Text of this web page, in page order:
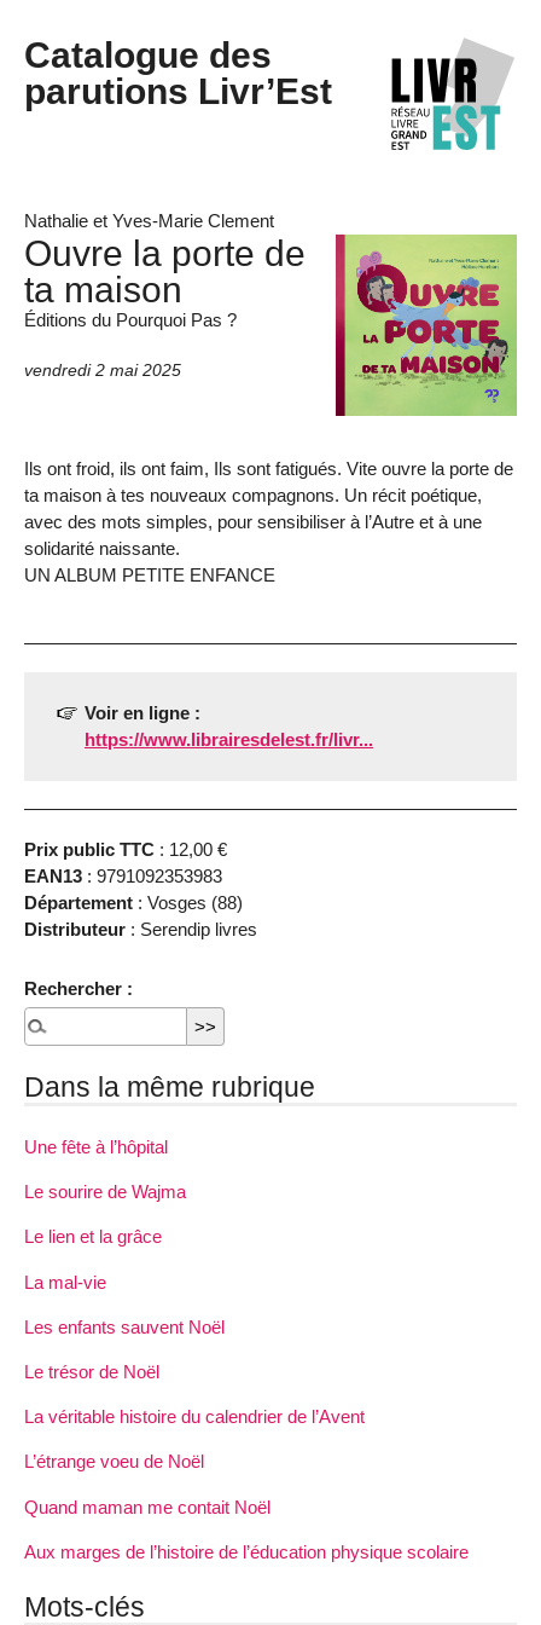
Catalogue des
parutions Livr’Est
Nathalie et Yves-Marie Clement
Ouvre la porte de
ta maison
Éditions du Pourquoi Pas ?
vendredi 2 mai 2025
Ils ont froid, ils ont faim, Ils sont fatigués. Vite ouvre la porte de
ta maison à tes nouveaux compagnons. Un récit poétique,
avec des mots simples, pour sensibiliser à l’Autre et à une
solidarité naissante.
UN ALBUM PETITE ENFANCE
Voir en ligne :
https://www.librairesdelest.fr/livr...
Prix public TTC : 12,00 €
EAN13 : 9791092353983
Département : Vosges (88)
Distributeur : Serendip livres
Rechercher :
Dans la même rubrique
Une fête à l’hôpital
Le sourire de Wajma
Le lien et la grâce
La mal-vie
Les enfants sauvent Noël
Le trésor de Noël
La véritable histoire du calendrier de l’Avent
L’étrange voeu de Noël
Quand maman me contait Noël
Aux marges de l’histoire de l’éducation physique scolaire
Mots-clés